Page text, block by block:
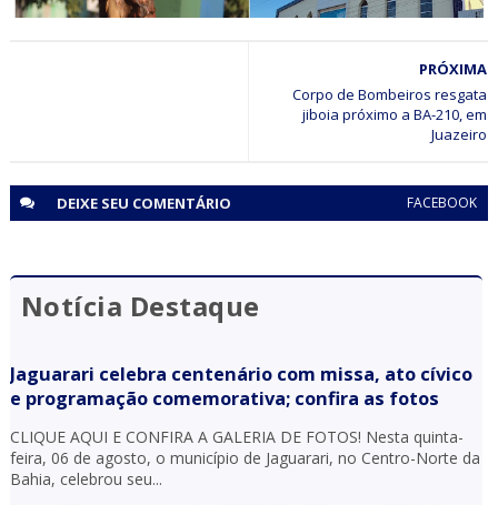
Procissão e Missa reúnem fiéis em Jaguarari e marcam
encerramento da Festa de São João Batista
PRÓXIMA
Corpo de Bombeiros resgata
jiboia próximo a BA-210, em
Juazeiro
DEIXE SEU COMENTÁRIO FACEBOOK
Notícia Destaque
Jaguarari celebra centenário com missa, ato cívico
e programação comemorativa; confira as fotos
CLIQUE AQUI E CONFIRA A GALERIA DE FOTOS! Nesta quinta-
feira, 06 de agosto, o município de Jaguarari, no Centro-Norte da
Bahia, celebrou seu...